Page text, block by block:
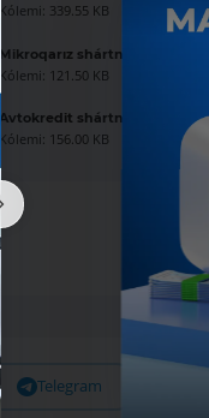
Kólemi: 339.55 KB
Mikroqarız shártnaması úlgisi
Kólemi: 121.50 KB
Avtokredit shártnaması úlgisi
Kólemi: 156.00 KB
Telegram